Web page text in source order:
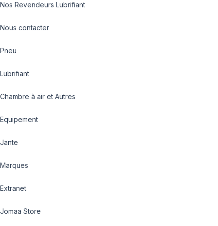
Nos Revendeurs Lubrifiant
Nous contacter
Pneu
Lubrifiant
Chambre à air et Autres
Equipement
Jante
Marques
Extranet
Jomaa Store